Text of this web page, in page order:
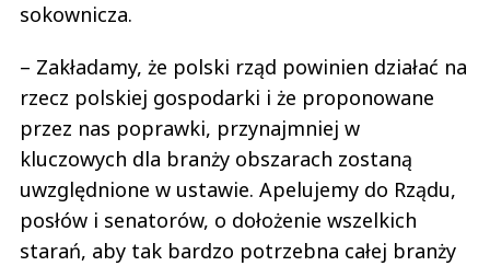
sokownicza.
– Zakładamy, że polski rząd powinien działać na
rzecz polskiej gospodarki i że proponowane
przez nas poprawki, przynajmniej w
kluczowych dla branży obszarach zostaną
uwzględnione w ustawie. Apelujemy do Rządu,
posłów i senatorów, o dołożenie wszelkich
starań, aby tak bardzo potrzebna całej branży